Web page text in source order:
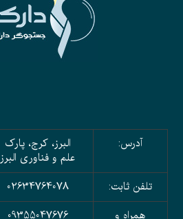
آدرس:
البرز، کرج، پارک
علم و فناوری البرز
تلفن ثابت:
02634764078
همراه و
09355047676